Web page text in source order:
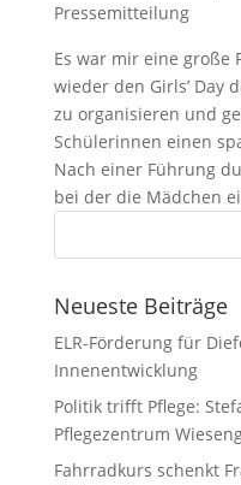
Pressemitteilung
Es war mir eine große
wieder den Girls’ Day
zu organisieren und
Schülerinnen einen
Nach einer Führung
bei der die Mädchen
Neueste Beiträge
ELR-Förderung für
Innenentwicklung
Politik trifft Pflege:
Pflegezentrum
Fahrradkurs schenkt